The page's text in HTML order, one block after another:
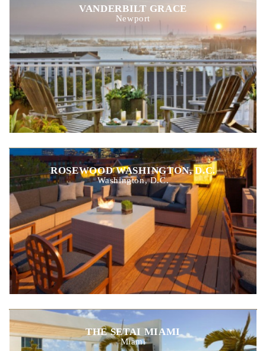
VANDERBILT GRACE
Newport
ROSEWOOD WASHINGTON, D.C.
Washington, D.C.
THE SETAI MIAMI
Miami